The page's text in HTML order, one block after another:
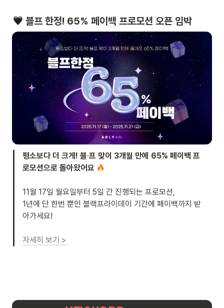
블프 한정! 65% 페이백 프로모션 오픈 임박
평소보다 더 크게! 블·프 맞이 3개월 만에 65% 페이백 프
로모션으로 돌아왔어요
11월 17일 월요일부터 5일 간 진행되는 프로모션,
1년에 단 한번 뿐인 블랙프라이데이 기간에 페이백까지 받
아가세요!
자세히 보기 >